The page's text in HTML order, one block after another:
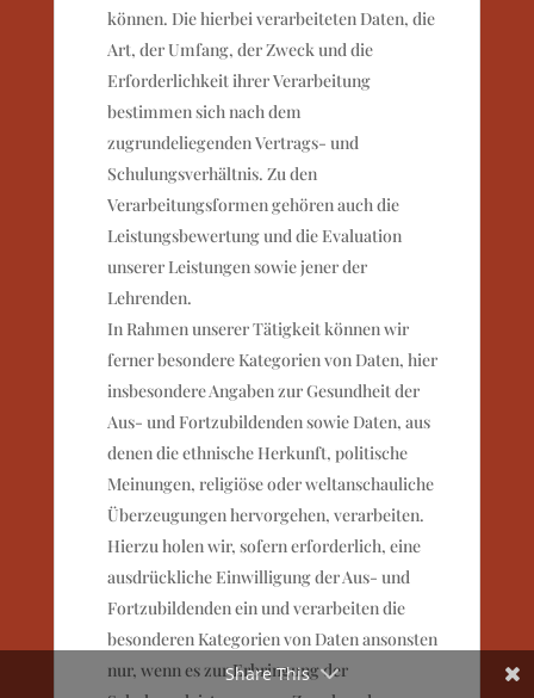
können. Die hierbei verarbeiteten Daten, die
Art, der Umfang, der Zweck und die
Erforderlichkeit ihrer Verarbeitung
bestimmen sich nach dem
zugrundeliegenden Vertrags- und
Schulungsverhältnis. Zu den
Verarbeitungsformen gehören auch die
Leistungsbewertung und die Evaluation
unserer Leistungen sowie jener der
Lehrenden.
In Rahmen unserer Tätigkeit können wir
ferner besondere Kategorien von Daten, hier
insbesondere Angaben zur Gesundheit der
Aus- und Fortzubildenden sowie Daten, aus
denen die ethnische Herkunft, politische
Meinungen, religiöse oder weltanschauliche
Überzeugungen hervorgehen, verarbeiten.
Hierzu holen wir, sofern erforderlich, eine
ausdrückliche Einwilligung der Aus- und
Fortzubildenden ein und verarbeiten die
besonderen Kategorien von Daten ansonsten
nur, wenn es zur Erbringung der
Share This